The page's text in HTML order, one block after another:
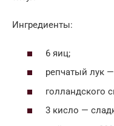
Ингредиенты:
6 яиц;
репчатый лук
голландского
3 кисло —